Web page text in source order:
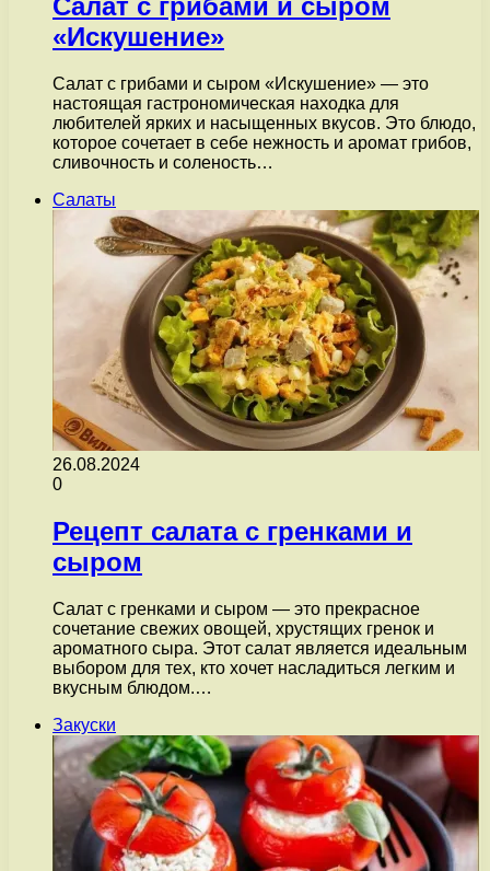
«Искушение»
Салат с грибами и сыром «Искушение» — это
настоящая гастрономическая находка для
любителей ярких и насыщенных вкусов. Это блюдо,
которое сочетает в себе нежность и аромат грибов,
сливочность и соленость…
Салаты
26.08.2024
0
Рецепт салата с гренками и
сыром
Салат с гренками и сыром — это прекрасное
сочетание свежих овощей, хрустящих гренок и
ароматного сыра. Этот салат является идеальным
выбором для тех, кто хочет насладиться легким и
вкусным блюдом.…
Закуски